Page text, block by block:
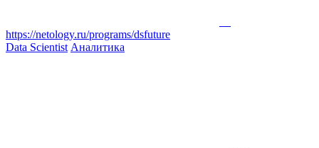
https://netology.ru/programs/dsfuture
Data Scientist Аналитика